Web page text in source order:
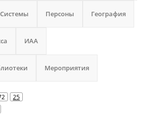
Системы Персоны География
ИАА
Мероприятия
25